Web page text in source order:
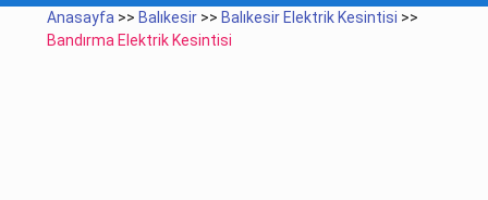
Anasayfa >> Balıkesir >> Balıkesir Elektrik Kesintisi >>
Bandırma Elektrik Kesintisi